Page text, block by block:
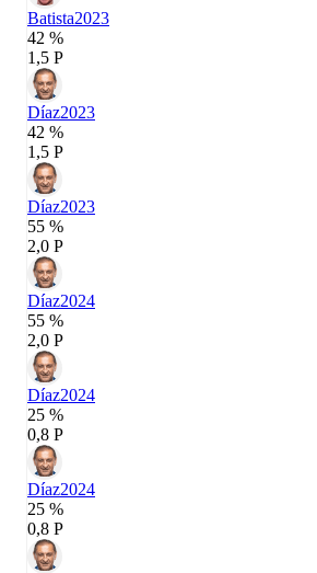
Batista2023
42 %
1,5 P
Díaz2023
42 %
1,5 P
Díaz2023
55 %
2,0 P
Díaz2024
55 %
2,0 P
Díaz2024
25 %
0,8 P
Díaz2024
25 %
0,8 P